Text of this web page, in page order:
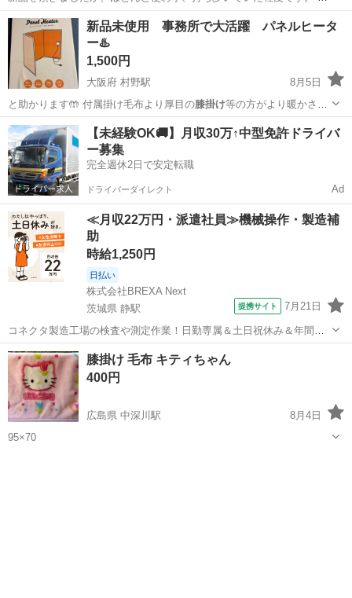
回洗濯してます。 今後も使わないので、いかがですか？
神奈川 南足柄市 和田河原駅 ベビー用品
新品未使用 事務所で大活躍 パネルヒータ
ー♨️
1,500円
大阪府 村野駅
8月5日
と助かります🤲 付属掛け毛布より厚目の膝掛け等の方がより暖かさが
増します✨ 温度調…
大阪 枚方市 村野駅 家電 ヒーター
【未経験OK🚚】月収30万↑中型免許ドライバ
ー募集
完全週休2日で安定転職
ドライバーダイレクト Ad
≪月収22万円・派遣社員≫機械操作・製造補
助
時給1,250円
日払い
株式会社BREXA Next
茨城県 静駅
提携サイト 7月21日
コネクタ製造工場の検査や測定作業！日勤専属＆土日祝休み＆年間休
日128日★クリーンルーム内作業★マイカー通勤OK＆無料駐車場あり
★就業先食堂利用可！日払い制度あり！《茨城県常陸大宮市》 人気の
工場のお仕事 ◇コネクタ製造工...
茨城 常陸大宮市 静駅
膝掛け 毛布 キティちゃん
400円
広島県 中深川駅
8月4日
95×70